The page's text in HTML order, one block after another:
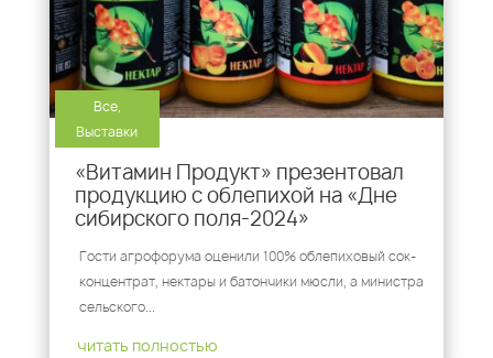
Все,
Выставки
«Витамин Продукт» презентовал
продукцию с облепихой на «Дне
сибирского поля-2024»
Гости агрофорума оценили 100% облепиховый сок-
концентрат, нектары и батончики мюсли, а министра
сельского...
читать полностью